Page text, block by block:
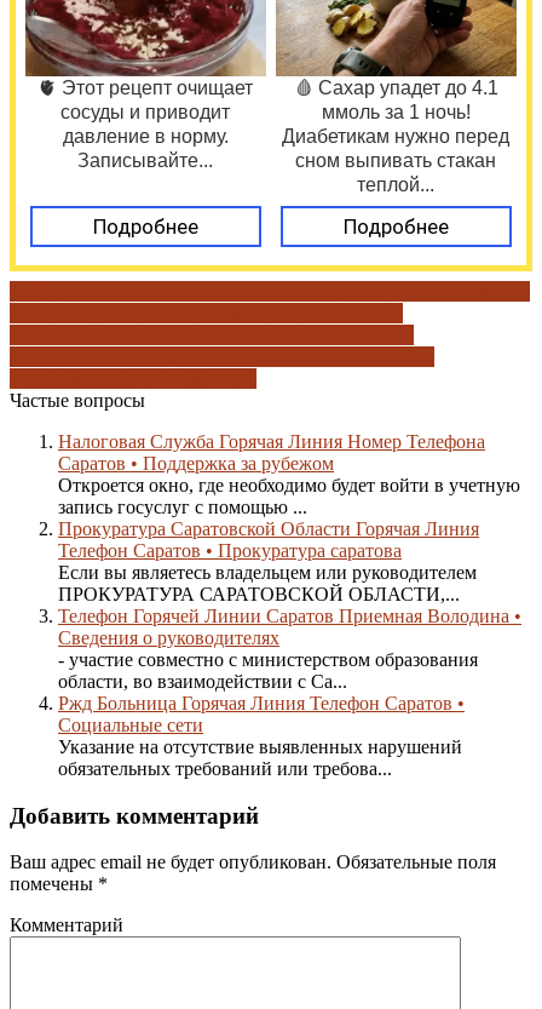
🫀 Этот рецепт очищает
сосуды и приводит
давление в норму.
Записывайте...
Подробнее
🩸 Сахар упадет до 4.1
ммоль за 1 ночь!
Диабетикам нужно перед
сном выпивать стакан
теплой...
Подробнее
Частые вопросы
Налоговая Служба Горячая Линия Номер Телефона
Саратов • Поддержка за рубежом
Откроется окно, где необходимо будет войти в учетную
запись госуслуг с помощью ...
Прокуратура Саратовской Области Горячая Линия
Телефон Саратов • Прокуратура саратова
Если вы являетесь владельцем или руководителем
ПРОКУРАТУРА САРАТОВСКОЙ ОБЛАСТИ,...
Телефон Горячей Линии Саратов Приемная Володина •
Сведения о руководителях
- участие совместно с министерством образования
области, во взаимодействии с Са...
Ржд Больница Горячая Линия Телефон Саратов •
Социальные сети
Указание на отсутствие выявленных нарушений
обязательных требований или требова...
Добавить комментарий
Ваш адрес email не будет опубликован. Обязательные поля
помечены *
Комментарий